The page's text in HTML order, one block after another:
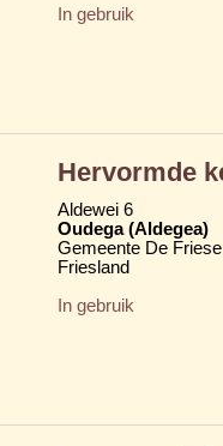
In gebruik
Hervormde
Aldewei 6
Oudega (Aldegea)
Gemeente De
Friesland
In gebruik